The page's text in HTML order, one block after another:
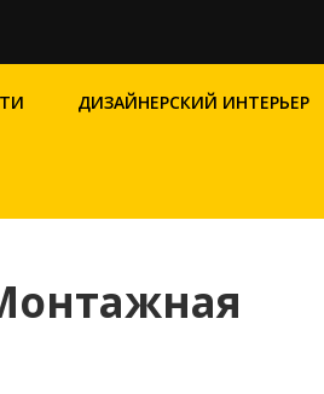
ДИЗАЙНЕРСКИЙ ИНТЕРЬЕР